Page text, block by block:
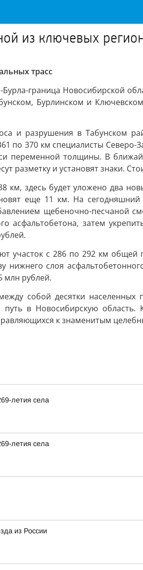
из ключевых
трасс
граница Новосибирской
Бурлинском и
и разрушения в Табунском
по 370 км специалисты
переменной толщины. В
разметку и установят знаки.
км, здесь будет уложено два
еще 11 км. На сегодняшний
щебеночно-песчаной
асфальтобетона, затем
участок с 286 по 292 км
слоя
млн рублей.
собой десятки населенных
в Новосибирскую область.
к знаменитым
летия села
летия села
из России